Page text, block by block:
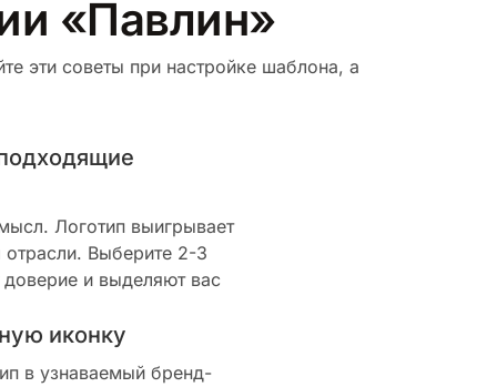
«Павлин»
эти советы при настройке шаблона, а
Логотип выигрывает
Выберите 2-3
и выделяют вас
иконку
в узнаваемый бренд-